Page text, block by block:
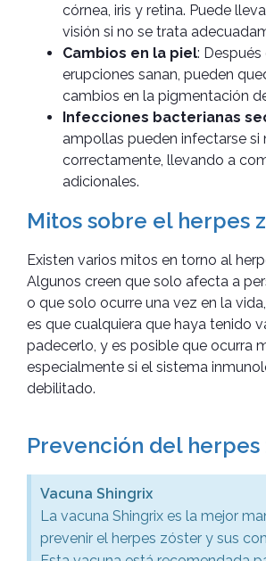
córnea, iris y retina. Puede
visión si no se trata
Cambios en la piel: Después
erupciones sanan, pueden
cambios en la pigmentación
Infecciones bacterianas
ampollas pueden infectarse si
correctamente, llevando a
adicionales.
Mitos sobre el herpes
Existen varios mitos en torno al
Algunos creen que solo afecta a
o que solo ocurre una vez en la
es que cualquiera que haya tenido
padecerlo, y es posible que ocurra
especialmente si el sistema
debilitado.
Prevención del herpes
Vacuna Shingrix
La vacuna Shingrix es la mejor
prevenir el herpes zóster y sus